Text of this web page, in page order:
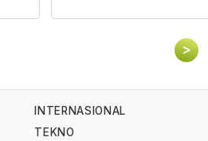
>
INTERNASIONAL
TEKNO